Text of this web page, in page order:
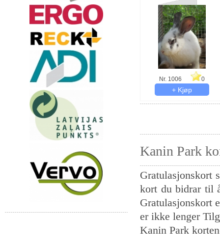
Nr. 1006 0
Kanin Park
Gratulasjonskort
kort du bidrar til
Gratulasjonskort
er ikke lenger
Kanin Park